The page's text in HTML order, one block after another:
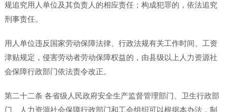
规追究用人单位及其负责人的相应责任；构成犯罪的，依法追究
刑事责任。
用人单位违反国家劳动保障法律、行政法规有关工作时间、工资
津贴规定，侵害劳动者劳动保障权益的，由县级以上人力资源社
会保障行政部门依法责令改正。
第二十二条 各省级人民政府安全生产监督管理部门、卫生行政部
门、人力资源社会保障行政部门和工会组织可以根据本办法，制